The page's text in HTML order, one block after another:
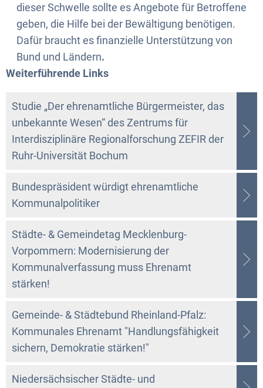
dieser Schwelle sollte es Angebote für Betroffene
geben, die Hilfe bei der Bewältigung benötigen.
Dafür braucht es finanzielle Unterstützung von
Bund und Ländern.
Weiterführende Links
Studie „Der ehrenamtliche Bürgermeister, das
unbekannte Wesen“ des Zentrums für
Interdisziplinäre Regionalforschung ZEFIR der
Ruhr-Universität Bochum
Bundespräsident würdigt ehrenamtliche
Kommunalpolitiker
Städte- & Gemeindetag Mecklenburg-
Vorpommern: Modernisierung der
Kommunalverfassung muss Ehrenamt
stärken!
Gemeinde- & Städtebund Rheinland-Pfalz:
Kommunales Ehrenamt "Handlungsfähigkeit
sichern, Demokratie stärken!"
Niedersächsischer Städte- und